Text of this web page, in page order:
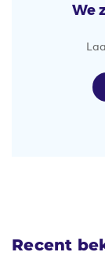
We
Recent